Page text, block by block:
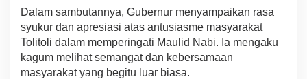
Dalam sambutannya, Gubernur menyampaikan rasa
syukur dan apresiasi atas antusiasme masyarakat
Tolitoli dalam memperingati Maulid Nabi. Ia mengaku
kagum melihat semangat dan kebersamaan
masyarakat yang begitu luar biasa.